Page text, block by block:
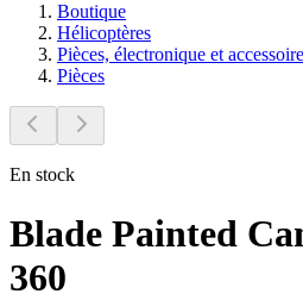
Boutique
Hélicoptères
Pièces, électronique et
Pièces
En stock
Blade Painted
360